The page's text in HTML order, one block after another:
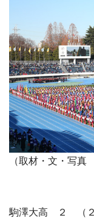
（取材・文・写
駒澤大高 ２ （